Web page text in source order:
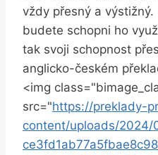
vždy přesný a
budete schopni ho
tak svoji schopnost
anglicko-českém
<img
src="https://preklady-
content/uploads/2024/